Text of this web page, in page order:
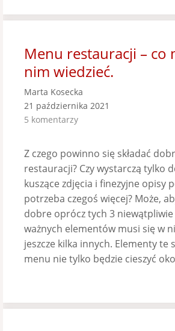
Menu restauracji – co
nim wiedzieć.
Marta Kosecka
21 października 2021
5 komentarzy
Z czego powinno się składać
restauracji? Czy wystarczą tylko
kuszące zdjęcia i finezyjne opisy
potrzeba czegoś więcej? Może,
dobre oprócz tych 3
ważnych elementów musi się w
jeszcze kilka innych. Elementy te
menu nie tylko będzie cieszyć